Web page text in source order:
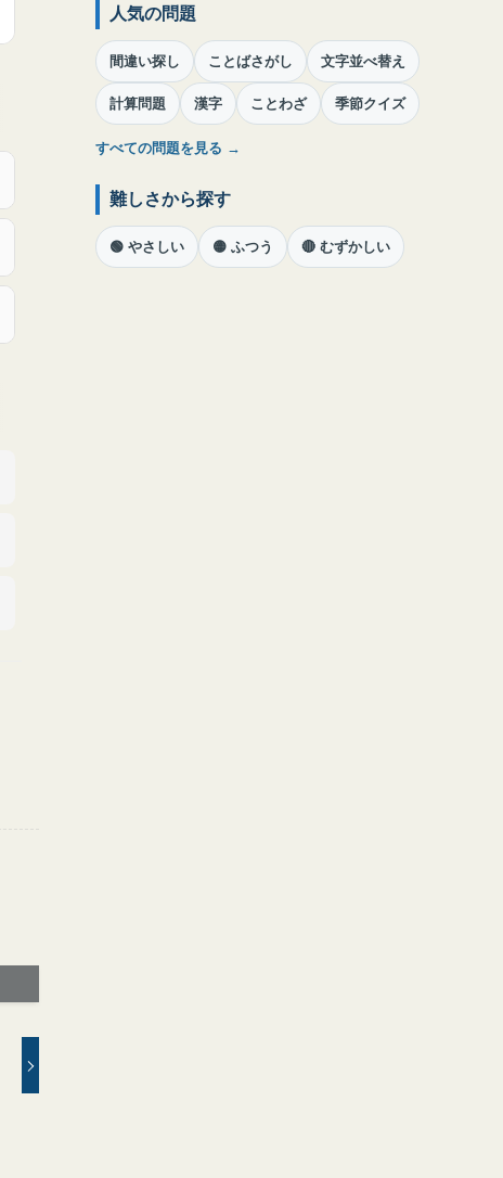
人気の問題
間違い探し ことばさがし 文字並べ替え
計算問題 漢字 ことわざ 季節クイズ
すべての問題を見る →
難しさから探す
🟢 やさしい 🟡 ふつう 🔴 むずかしい